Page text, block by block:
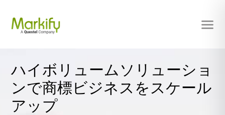
ハイボリュームソリューショ
ンで商標ビジネスをスケール
アップ